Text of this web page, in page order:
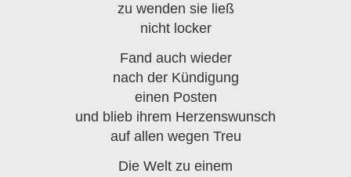
zu wenden sie ließ
nicht locker
Fand auch wieder
nach der Kündigung
einen Posten
und blieb ihrem Herzenswunsch
auf allen wegen Treu
Die Welt zu einem